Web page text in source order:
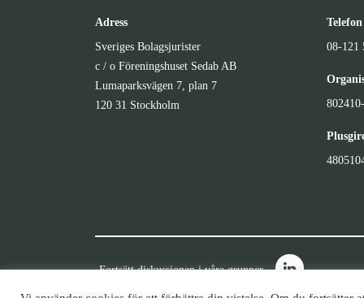
Adress
Sveriges Bolagsjurister
c / o Föreningshuset Sedab AB
Lumaparksvägen 7, plan 7
120 31 Stockholm
Telefon
08-121
Fortsätt diskussionen i våra grupper